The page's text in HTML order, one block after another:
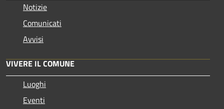
Notizie
Comunicati
Avvisi
VIVERE IL COMUNE
Luoghi
Eventi